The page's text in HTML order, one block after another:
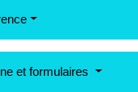
et formulaires